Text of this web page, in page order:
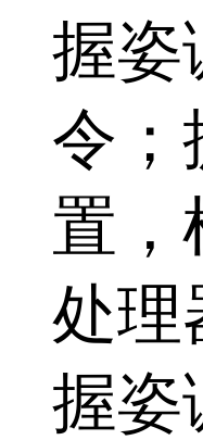
握姿
令；
置，
处理
握姿